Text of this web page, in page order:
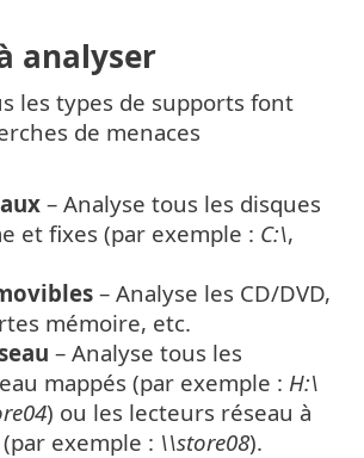
analyser
les types de supports font
de menaces
– Analyse tous les disques
et fixes (par exemple : C:\,
– Analyse les CD/DVD,
mémoire, etc.
– Analyse tous les
mappés (par exemple : H:\
) ou les lecteurs réseau à
exemple : \\store08).